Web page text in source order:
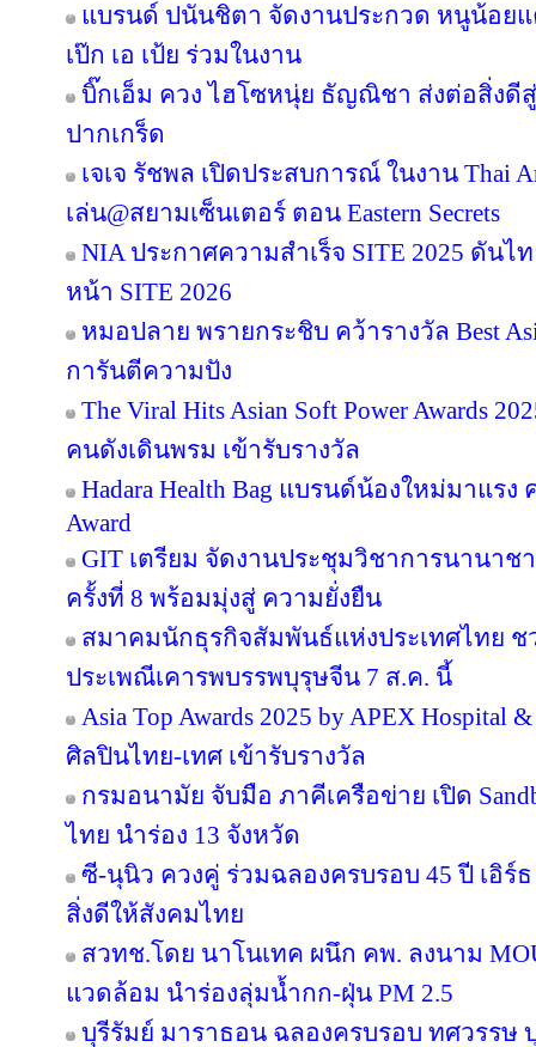
แบรนด์ ปนันชิตา จัดงานประกวด หนูน้อยแ
เป๊ก เอ เป้ย ร่วมในงาน
บิ๊กเอ็ม ควง ไฮโซหนุ่ย ธัญณิชา ส่งต่อสิ่งดี
ปากเกร็ด
เจเจ รัชพล เปิดประสบการณ์ ในงาน Thai
เล่น@สยามเซ็นเตอร์ ตอน Eastern Secrets
NIA ประกาศความสำเร็จ SITE 2025 ดัน
หน้า SITE 2026
หมอปลาย พรายกระชิบ คว้ารางวัล Best
การันตีความปัง
The Viral Hits Asian Soft Power Awards
คนดังเดินพรม เข้ารับรางวัล
Hadara Health Bag แบรนด์น้องใหม่มาแรง
Award
GIT เตรียม จัดงานประชุมวิชาการนานา
ครั้งที่ 8 พร้อมมุ่งสู่ ความยั่งยืน
สมาคมนักธุรกิจสัมพันธ์แห่งประเทศไทย
ประเพณีเคารพบรรพบุรุษจีน 7 ส.ค. นี้
Asia Top Awards 2025 by APEX
ศิลปินไทย-เทศ เข้ารับรางวัล
กรมอนามัย จับมือ ภาคีเครือข่าย เปิด
ไทย นำร่อง 13 จังหวัด
ซี-นุนิว ควงคู่ ร่วมฉลองครบรอบ 45 ปี เอิร์
สิ่งดีให้สังคมไทย
สวทช.โดย นาโนเทค ผนึก คพ. ลงนาม
แวดล้อม นำร่องลุ่มน้ำกก-ฝุ่น PM 2.5
บุรีรัมย์ มาราธอน ฉลองครบรอบ ทศวรรษ